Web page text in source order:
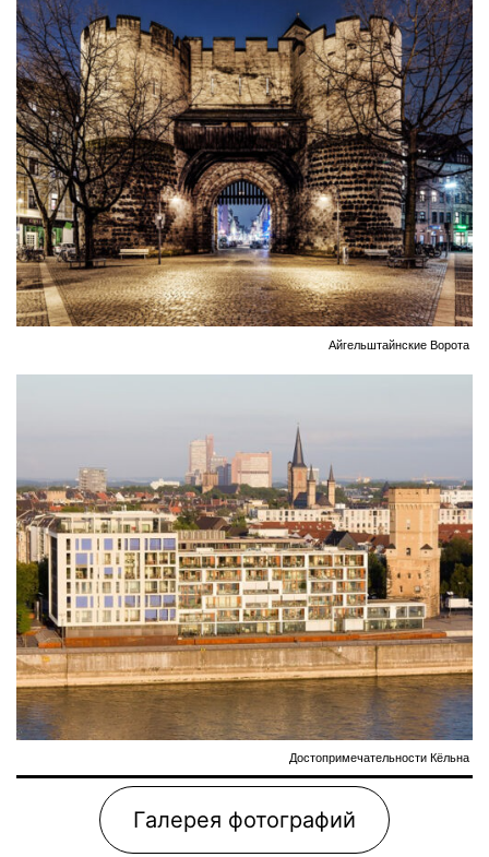
Айгельштайнские Ворота
Достопримечательности Кёльна
Галерея фотографий